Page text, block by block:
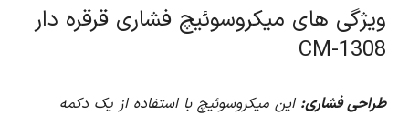
ویژگی های میکروسوئیچ فشاری قرقره دار
CM-1308
طراحی فشاری: این میکروسوئیچ با استفاده از یک دکمه